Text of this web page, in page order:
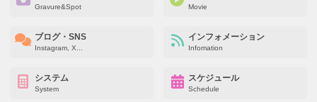
Gravure&Spot Movie
ブログ・SNS
Instagram, X...
インフォメーション
Infomation
システム
System
スケジュール
Schedule